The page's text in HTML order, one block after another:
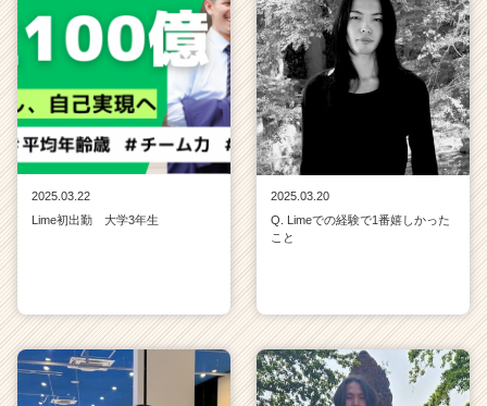
2025.03.22
Lime初出勤 大学3年生
2025.03.20
Q. Limeでの経験で1番嬉しかった
こと